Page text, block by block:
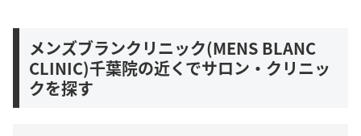
メンズブランクリニック(MENS BLANC
CLINIC)千葉院の近くでサロン・クリニッ
クを探す